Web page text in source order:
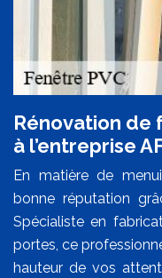
Rénovation de
à l’entreprise
En matière de
bonne réputation
Spécialiste en
portes, ce
hauteur de vos